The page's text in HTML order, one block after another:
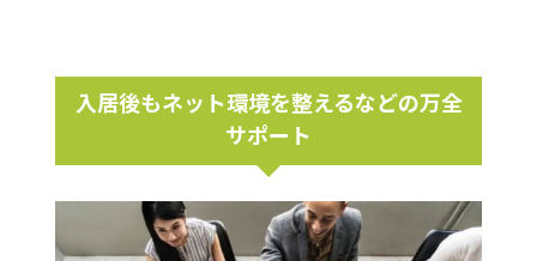
入居後もネット環境を整えるなどの万全
サポート